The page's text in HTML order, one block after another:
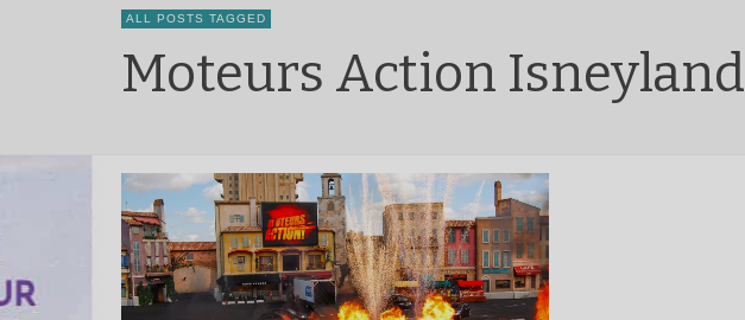
ALL POSTS TAGGED
Moteurs Action Isneyland